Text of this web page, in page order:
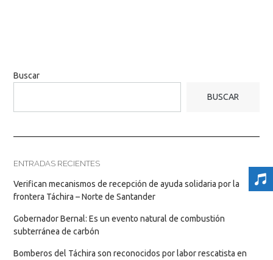
Buscar
BUSCAR
ENTRADAS RECIENTES
Verifican mecanismos de recepción de ayuda solidaria por la
frontera Táchira – Norte de Santander
Gobernador Bernal: Es un evento natural de combustión
subterránea de carbón
Bomberos del Táchira son reconocidos por labor rescatista en